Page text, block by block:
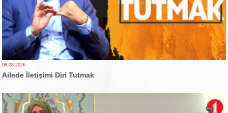
08.08.2026
Ailede İletişimi Diri Tutmak